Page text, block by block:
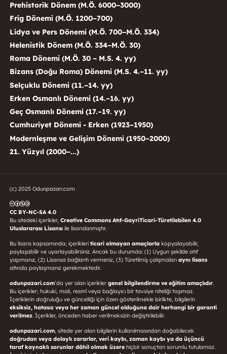
Prehistorik Dönem (M.Ö. 6000–3000)
Frig Dönemi (M.Ö. 1200–700)
Lidya ve Pers Dönemi (M.Ö. 700–M.Ö. 334)
Helenistik Dönem (M.Ö. 334–M.Ö. 30)
Roma Dönemi (M.Ö. 30 – M.S. 4. yy)
Bizans (Doğu Roma) Dönemi (M.S. 4.–11. yy)
Selçuklu Dönemi (11.–14. yy)
Erken Osmanlı Dönemi (14.–16. yy)
Geç Osmanlı Dönemi (17.–19. yy)
Cumhuriyet Dönemi - Erken (1923–1950)
Modernleşme ve Gelişim Dönemi (1950–2000)
21. Yüzyıl (2000–...)
(c) 2025 Odunpazarı.com
CC BY-NC-SA 4.0
Bu sitedeki içerikler, Creative Commons Atıf-GayriTicari-Türetilebilen 4.0
Uluslararası Lisansı ile lisanslanmıştır.
Bu lisans kapsamında; içerikleri ticari olmayan amaçlarlakopyalayabilir,
paylaşabilir ve uyarlayabilirsiniz. Ancak bu durumda: (1) Uygun şekilde atıf
yapmanız, (2) Lisansa bağlantı vermeniz, (3) Türetilmiş çalışmaları aynı lisans
altında paylaşmanız gerekmektedir.
odunpazari.com’da yer alan içerikler genel bilgilendirme ve eğitim amaçlıdır.
Bu içerikler; hukuki, mali, resmî veya bağlayıcı bir tavsiye niteliği taşımaz.
İçeriklerin doğruluğu ve güncelliği için özen gösterilmekle birlikte, bilgilerin
eksiksiz, hatasız veya her zaman güncel olduğuna dair herhangi bir garanti
verilmez. İçerikler, önceden haber verilmeksizin değiştirilebilir.
odunpazari.com, sitede yer alan bilgilerin kullanılmasından doğabilecek
doğrudan veya dolaylı zararlar, veri kaybı, zaman kaybı ya da üçüncü
taraf kaynaklı sorunlar dâhil olmak üzerehiçbir sonuçtan sorumlu tutulamaz.